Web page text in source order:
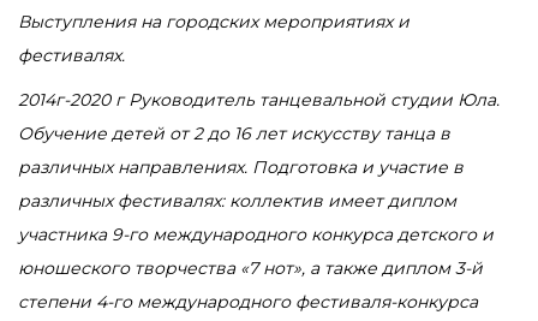
Выступления на городских мероприятиях и
фестивалях.
2014г-2020 г Руководитель танцевальной студии Юла.
Обучение детей от 2 до 16 лет искусству танца в
различных направлениях. Подготовка и участие в
различных фестивалях: коллектив имеет диплом
участника 9-го международного конкурса детского и
юношеского творчества «7 нот», а также диплом 3-й
степени 4-го международного фестиваля-конкурса